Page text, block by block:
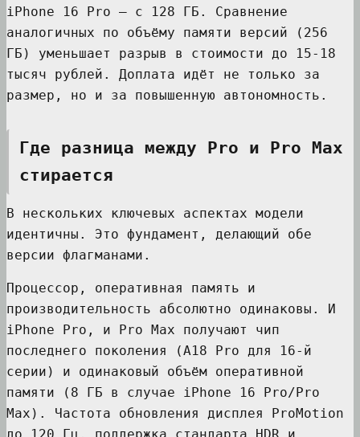
iPhone 16 Pro — с 128 ГБ. Сравнение
аналогичных по объёму памяти версий (256
ГБ) уменьшает разрыв в стоимости до 15-18
тысяч рублей. Доплата идёт не только за
размер, но и за повышенную автономность.
Где разница между Pro и Pro Max
стирается
В нескольких ключевых аспектах модели
идентичны. Это фундамент, делающий обе
версии флагманами.
Процессор, оперативная память и
производительность абсолютно одинаковы. И
iPhone Pro, и Pro Max получают чип
последнего поколения (A18 Pro для 16-й
серии) и одинаковый объём оперативной
памяти (8 ГБ в случае iPhone 16 Pro/Pro
Max). Частота обновления дисплея ProMotion